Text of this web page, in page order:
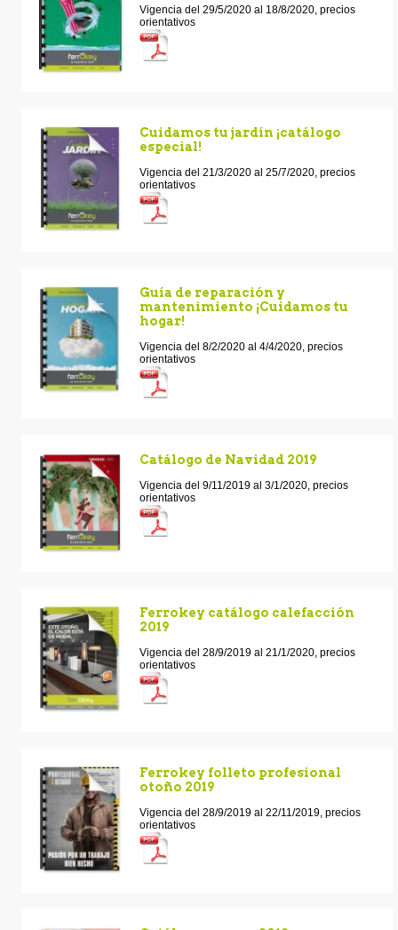
Vigencia del 29/5/2020 al 18/8/2020, precios
orientativos
Cuidamos tu jardín ¡catálogo
especial!
Vigencia del 21/3/2020 al 25/7/2020, precios
orientativos
Guía de reparación y
mantenimiento ¡Cuidamos tu
hogar!
Vigencia del 8/2/2020 al 4/4/2020, precios
orientativos
Catálogo de Navidad 2019
Vigencia del 9/11/2019 al 3/1/2020, precios
orientativos
Ferrokey catálogo calefacción
2019
Vigencia del 28/9/2019 al 21/1/2020, precios
orientativos
Ferrokey folleto profesional
otoño 2019
Vigencia del 28/9/2019 al 22/11/2019, precios
orientativos